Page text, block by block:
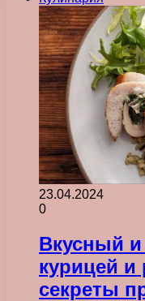
23.04.2024
0
Вкусный
курицей
секреты